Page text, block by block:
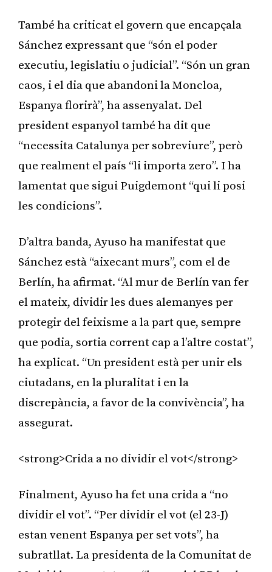
També ha criticat el govern que encapçala
Sánchez expressant que “són el poder
executiu, legislatiu o judicial”. “Són un gran
caos, i el dia que abandoni la Moncloa,
Espanya florirà”, ha assenyalat. Del
president espanyol també ha dit que
“necessita Catalunya per sobreviure”, però
que realment el país “li importa zero”. I ha
lamentat que sigui Puigdemont “qui li posi
les condicions”.
D’altra banda, Ayuso ha manifestat que
Sánchez està “aixecant murs”, com el de
Berlín, ha afirmat. “Al mur de Berlín van fer
el mateix, dividir les dues alemanyes per
protegir del feixisme a la part que, sempre
que podia, sortia corrent cap a l’altre costat”,
ha explicat. “Un president està per unir els
ciutadans, en la pluralitat i en la
discrepància, a favor de la convivència”, ha
assegurat.
<strong>Crida a no dividir el vot</strong>
Finalment, Ayuso ha fet una crida a “no
dividir el vot”. “Per dividir el vot (el 23-J)
estan venent Espanya per set vots”, ha
subratllat. La presidenta de la Comunitat de